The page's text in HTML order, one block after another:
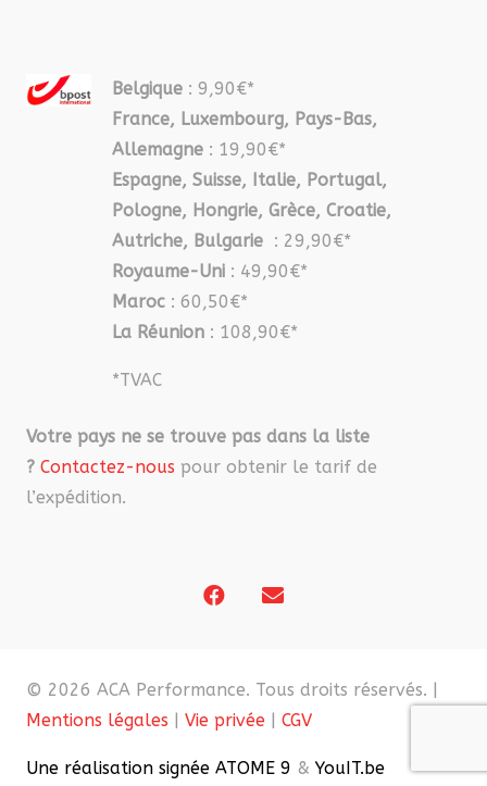
Belgique : 9,90€*
France, Luxembourg, Pays-Bas,
Allemagne : 19,90€*
Espagne, Suisse, Italie, Portugal,
Pologne, Hongrie, Grèce, Croatie,
Autriche, Bulgarie : 29,90€*
Royaume-Uni : 49,90€*
Maroc : 60,50€*
La Réunion : 108,90€*
*TVAC
Votre pays ne se trouve pas dans la liste
? Contactez-nous pour obtenir le tarif de
l’expédition.
© 2026 ACA Performance. Tous droits réservés. |
Mentions légales | Vie privée | CGV
Une réalisation signée ATOME 9 & YouIT.be